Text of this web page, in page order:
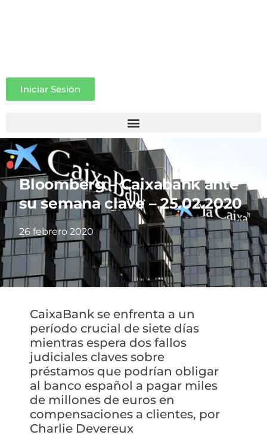
Iniciar Sesión
Bloomberg – Caixabank ante
su semana clave – 25.02.2020
26 febrero 2020
CaixaBank se enfrenta a un
período crucial de siete días
mientras espera dos fallos
judiciales claves sobre
préstamos que podrían obligar
al banco español a pagar miles
de millones de euros en
compensaciones a clientes, por
Charlie Devereux